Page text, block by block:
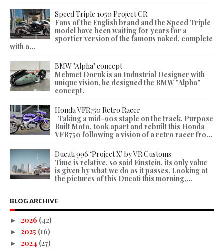
Speed Triple 1050 Project CR
Fans of the English brand and the Speed Triple
model have been waiting for years for a
sportier version of the famous naked, complete
with a...
BMW "Alpha" concept
Mehmet Doruk is an Industrial Designer with
unique vision, he designed the BMW "Alpha"
concept.
Honda VFR750 Retro Racer
Taking a mid-90s staple on the track, Purpose
Built Moto, took apart and rebuilt this Honda
VFR750 following a vision of a retro racer fro...
Ducati 996 ‘Project X’ by VR Customs
Time is relative, so said Einstein, its only value
is given by what we do as it passes. Looking at
the pictures of this Ducati this morning,...
BLOG ARCHIVE
► 2026 (42)
► 2025 (16)
► 2024 (27)